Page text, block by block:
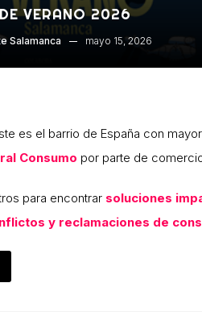
VERANO 2026
Salamanca mayo 15, 2026
es el barrio de España con
Consumo por parte de
para encontrar soluciones
y reclamaciones de